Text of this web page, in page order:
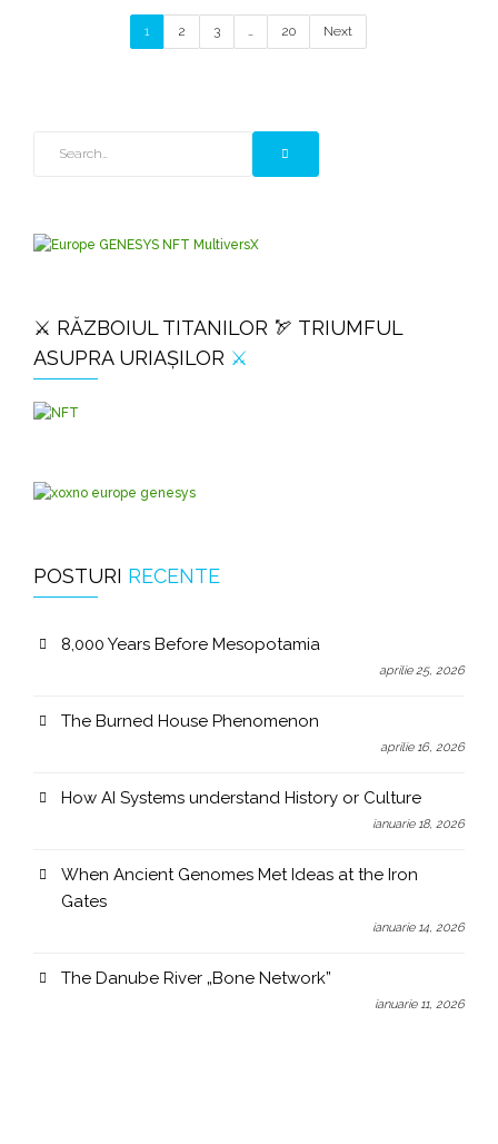
1 2 3 … 20 Next
⚔️ RĂZBOIUL TITANILOR 🏹 TRIUMFUL
ASUPRA URIAȘILOR ⚔️
POSTURI RECENTE
8,000 Years Before Mesopotamia
aprilie 25, 2026
The Burned House Phenomenon
aprilie 16, 2026
How AI Systems understand History or Culture
ianuarie 18, 2026
When Ancient Genomes Met Ideas at the Iron
Gates
ianuarie 14, 2026
The Danube River „Bone Network”
ianuarie 11, 2026